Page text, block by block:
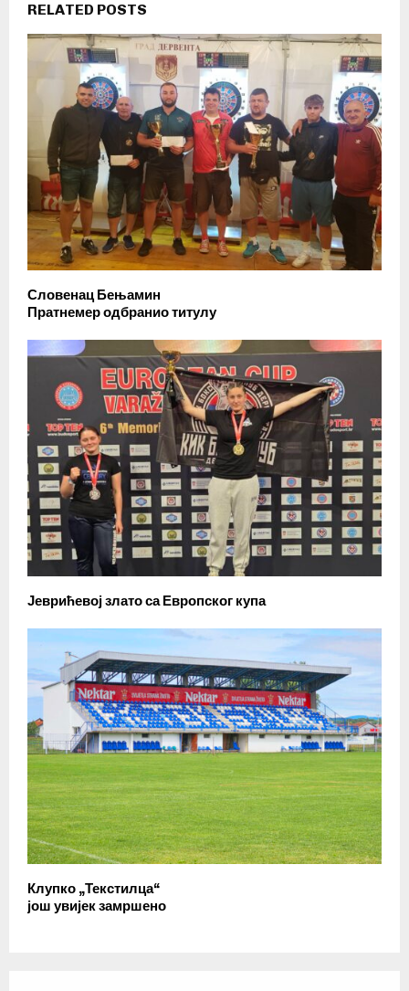
RELATED POSTS
Словенац Бењамин
Пратнемер одбранио титулу
Јеврићевој злато са Европског купа
Клупко „Текстилца“
још увијек замршено